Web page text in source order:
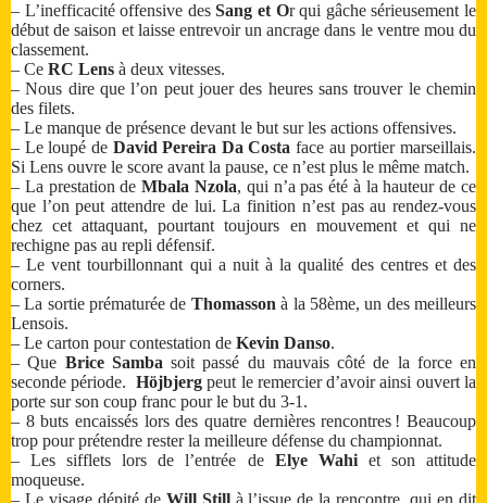
– L’inefficacité offensive desSang et Or qui gâche sérieusement le
début de saison et laisse entrevoir un ancrage dans le ventre mou du
classement.
– Ce RC Lens à deux vitesses.
– Nous dire que l’on peut jouer des heures sans trouver le chemin
des filets.
– Le manque de présence devant le but sur les actions offensives.
– Le loupé de David Pereira Da Costa face au portier marseillais.
Si Lens ouvre le score avant la pause, ce n’est plus le même match.
– La prestation deMbala Nzola, qui n’a pas été à la hauteur de ce
que l’on peut attendre de lui. La finition n’est pas au rendez-vous
chez cet attaquant, pourtant toujours en mouvement et qui ne
rechigne pas au repli défensif.
– Le vent tourbillonnant qui a nuit à la qualité des centres et des
corners.
– La sortie prématurée de Thomasson à la 58ème, un des meilleurs
Lensois.
– Le carton pour contestation de Kevin Danso.
– Que Brice Samba soit passé du mauvais côté de la force en
seconde période. Höjbjergpeut le remercier d’avoir ainsi ouvert la
porte sur son coup franc pour le but du 3-1.
– 8 buts encaissés lors des quatre dernières rencontres ! Beaucoup
trop pour prétendre rester la meilleure défense du championnat.
– Les sifflets lors de l’entrée de Elye Wahiet son attitude
moqueuse.
– Le visage dépité de Will Stillà l’issue de la rencontre, qui en dit